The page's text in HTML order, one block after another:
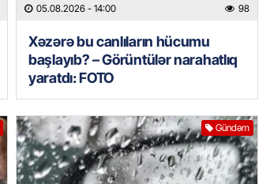
05.08.2026 - 14:00 98
Xəzərə bu canlıların hücumu
başlayıb? – Görüntülər narahatlıq
yaratdı: FOTO
Gündəm